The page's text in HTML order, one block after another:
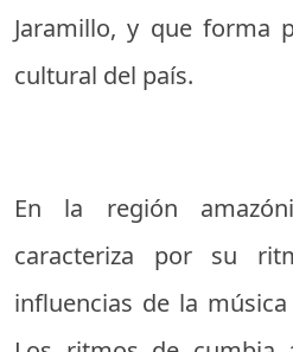
Jaramillo, y que forma
cultural del país.
En la región
caracteriza por su
influencias de la